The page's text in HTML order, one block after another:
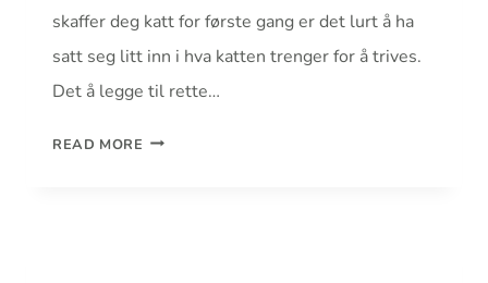
skaffer deg katt for første gang er det lurt å ha
satt seg litt inn i hva katten trenger for å trives.
Det å legge til rette…
READ MORE HVORDAN